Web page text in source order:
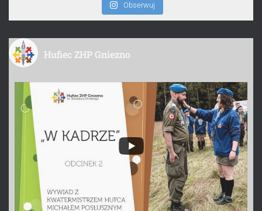
Obserwuj
Hufiec ZHP Gniezno